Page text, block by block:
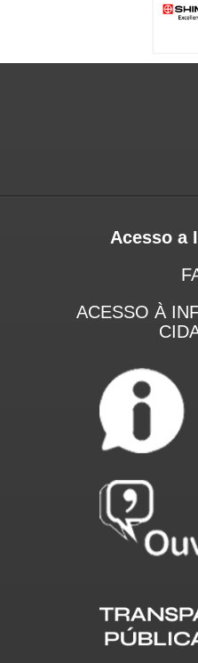
Acesso a
ACESSO À